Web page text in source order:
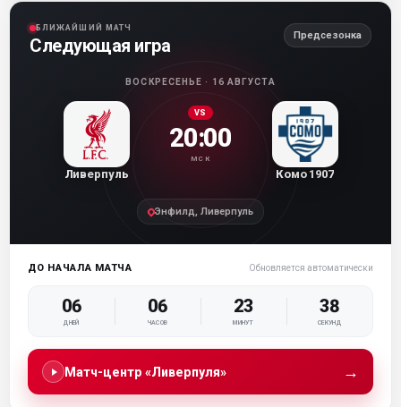
БЛИЖАЙШИЙ МАТЧ
Следующая игра Предсезонка
ВОСКРЕСЕНЬЕ · 16 АВГУСТА
Ливерпуль
VS
20:00
МСК
Комо 1907
Энфилд, Ливерпуль
ДО НАЧАЛА МАТЧА Обновляется автоматически
06
ДНЕЙ
06
ЧАСОВ
23
МИНУТ
37
СЕКУНД
Матч-центр «Ливерпуля» →